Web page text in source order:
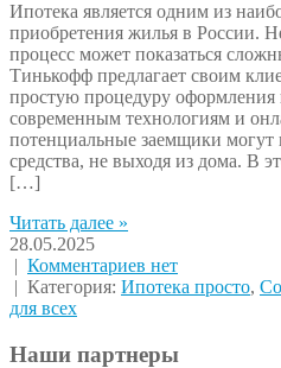
Ипотека является одним из
приобретения жилья в России.
процесс может показаться
Тинькофф предлагает своим
простую процедуру оформления
современным технологиям и
потенциальные заемщики могут
средства, не выходя из дома. В
[…]
Читать далее »
28.05.2025
| Комментариев нет
| Категория: Ипотека просто,
для всех
Наши партнеры